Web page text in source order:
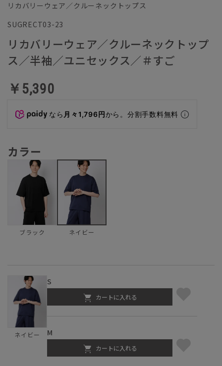
リカバリーウェア／クルーネックトップス
SUGRECT03-23
リカバリーウェア／クルーネックトップ
ス／半袖／ユニセックス／＃すご
￥5,390
なら 月々1,796円から。分割手数料無料
カラー
ブラック ネイビー
ネイビー
S
カートに入れる
M
カートに入れる